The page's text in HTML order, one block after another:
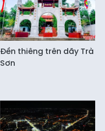
Đền thiêng trên dãy Trà
Sơn